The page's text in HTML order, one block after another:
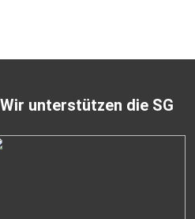
Wir unterstützen die SG